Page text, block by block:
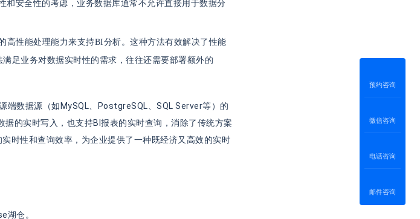
安全性的考虑，业务数据库通常不允许直接用于数据分
高性能处理能力来支持BI分析。这种方法有效解决了性能
足业务对数据实时性的需求，往往还需要部署额外的
端数据源（如MySQL、PostgreSQL、SQL Server等）的
的实时写入，也支持BI报表的实时查询，消除了传统方案
时性和查询效率，为企业提供了一种既经济又高效的实时
湖仓。
预约咨询
微信咨询
电话咨询
邮件咨询